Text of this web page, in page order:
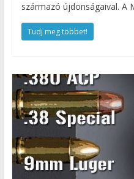
származó újdonságaival. A
Tudj meg többet!